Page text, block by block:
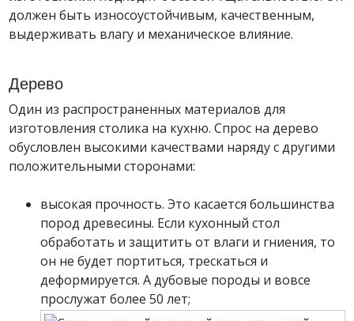
должен быть износоустойчивым, качественным,
выдерживать влагу и механическое влияние.
Дерево
Один из распространенных материалов для
изготовления столика на кухню. Спрос на дерево
обусловлен высокими качествами наряду с другими
положительными сторонами:
высокая прочность. Это касается большинства
пород древесины. Если кухонный стол
обработать и защитить от влаги и гниения, то
он не будет портиться, трескаться и
деформируется. А дубовые породы и вовсе
прослужат более 50 лет;